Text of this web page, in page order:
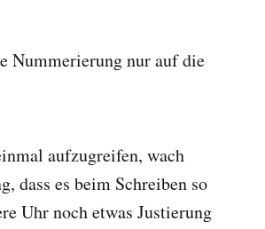
Nummerierung nur auf die
aufzugreifen, wach
dass es beim Schreiben so
Uhr noch etwas Justierung